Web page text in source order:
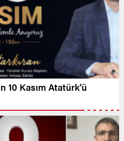
10 Kasım Atatürk’ü